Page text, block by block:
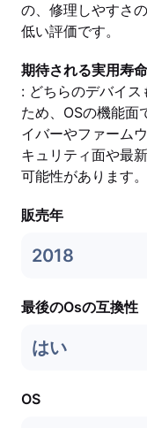
の、修理しやすさ
低い評価です。
期待される実用寿命
: どちらのデバイ
ため、OSの機能面
イバーやファーム
キュリティ面や最
可能性があります。
販売年
2018
最後のOsの互換性
はい
OS